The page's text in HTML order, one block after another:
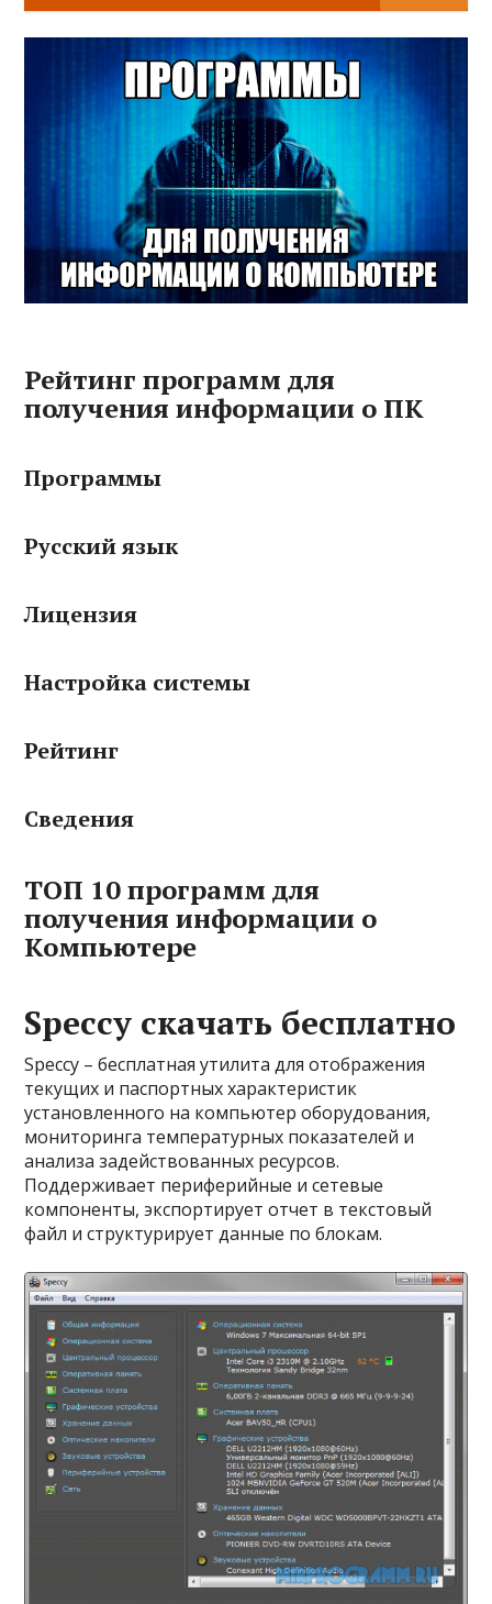
Рейтинг программ для
получения информации о ПК
Программы
Русский язык
Лицензия
Настройка системы
Рейтинг
Сведения
ТОП 10 программ для
получения информации о
Компьютере
Speccy скачать бесплатно
Speccy – бесплатная утилита для отображения
текущих и паспортных характеристик
установленного на компьютер оборудования,
мониторинга температурных показателей и
анализа задействованных ресурсов.
Поддерживает периферийные и сетевые
компоненты, экспортирует отчет в текстовый
файл и структурирует данные по блокам.